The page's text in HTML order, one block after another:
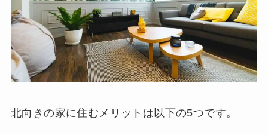
北向きの家に住むメリットは以下の5つです。